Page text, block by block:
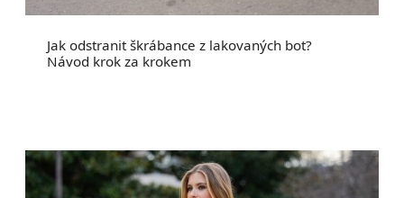
Jak odstranit škrábance z lakovaných bot?
Návod krok za krokem